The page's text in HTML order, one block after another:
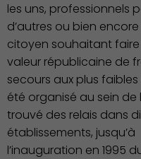
les uns, professionnels
d’autres ou bien
citoyen souhaitant faire
valeur républicaine de
secours aux plus
été organisé au sein de
trouvé des relais dans
établissements, jusqu’à
l’inauguration en 1995